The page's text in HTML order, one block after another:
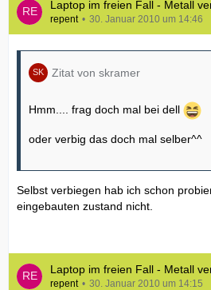
Laptop im freien Fall - Metall
repent 30. Januar 2010 um 14:46
Zitat von skramer
Hmm.... frag doch mal bei dell
oder verbig das doch mal selber^^
Selbst verbiegen hab ich schon
eingebauten zustand nicht.
Laptop im freien Fall - Metall
repent 30. Januar 2010 um 14:15